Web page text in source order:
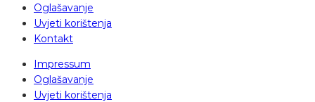
Oglašavanje
Uvjeti korištenja
Kontakt
Impressum
Oglašavanje
Uvjeti korištenja